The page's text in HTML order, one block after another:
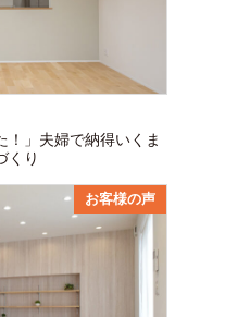
！」夫婦で納得いくま
くり
お客様の声